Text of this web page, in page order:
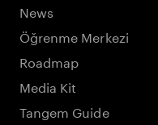
News
Öğrenme Merkezi
Roadmap
Media Kit
Tangem Guide